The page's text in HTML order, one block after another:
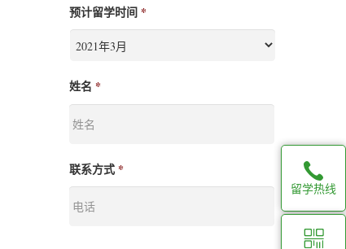
预计留学时间 *
姓名 *
联系方式 *
留学热线